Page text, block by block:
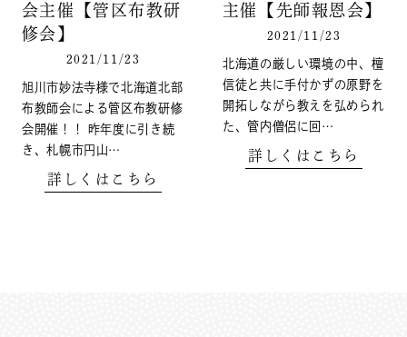
会主催【管区布教研
修会】
2021/11/23
旭川市妙法寺様で北海道北部
布教師会による管区布教研修
会開催！！ 昨年度に引き続
き、札幌市円山…
詳しくはこちら
主催【先師報恩会】
2021/11/23
北海道の厳しい環境の中、檀
信徒と共に手付かずの原野を
開拓しながら教えを弘められ
た、管内僧侶に回…
詳しくはこちら